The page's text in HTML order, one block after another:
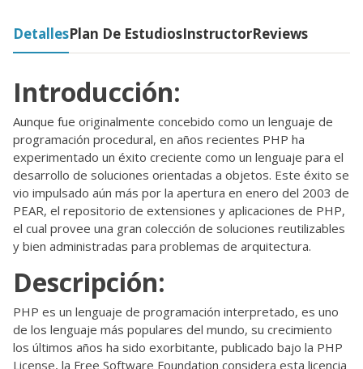
DetallesPlan De EstudiosInstructorReviews
Introducción:
Aunque fue originalmente concebido como un lenguaje de
programación procedural, en años recientes PHP ha
experimentado un éxito creciente como un lenguaje para el
desarrollo de soluciones orientadas a objetos. Este éxito se
vio impulsado aún más por la apertura en enero del 2003 de
PEAR, el repositorio de extensiones y aplicaciones de PHP,
el cual provee una gran colección de soluciones reutilizables
y bien administradas para problemas de arquitectura.
Descripción:
PHP es un lenguaje de programación interpretado, es uno
de los lenguaje más populares del mundo, su crecimiento
los últimos años ha sido exorbitante, publicado bajo la PHP
License, la Free Software Foundation considera esta licencia